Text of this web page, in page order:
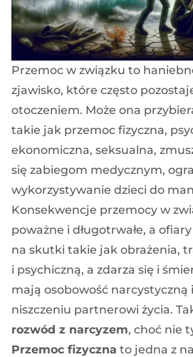
Przemoc w związku to
zjawisko, które często
otoczeniem. Może ona
takie jak przemoc fizyczna,
ekonomiczna, seksualna,
się zabiegom medycznym,
wykorzystywanie dzieci do
Konsekwencje przemocy w
poważne i długotrwałe, a
na skutki takie jak obrażenia,
i psychiczną, a zdarza się i
mają osobowość narcystyczną
niszczeniu partnerowi życia.
rozwód z narcyzem, choć nie
Przemoc fizyczna to jedna z